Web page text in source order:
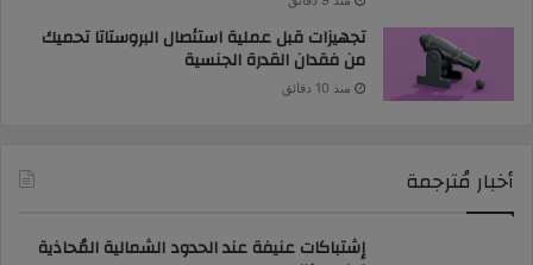
تجهيزات قبل عملية استئصال البروستاتا تحميك
من فقدان القدرة الجنسية
منذ 10 دقائق
أخبار مُترجمة
إشتباكات عنيفة عند الحدود الشمالية المُحاذية